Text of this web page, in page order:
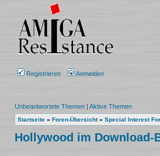
Registrieren Anmelden
Unbeantwortete Themen | Aktive Themen
Startseite » Foren-Übersicht» Special Interest
Hollywood im Download-